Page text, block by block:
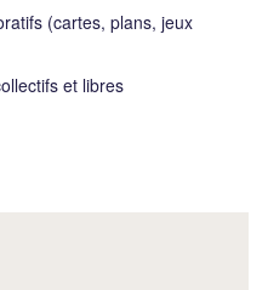
(cartes, plans, jeux
et libres